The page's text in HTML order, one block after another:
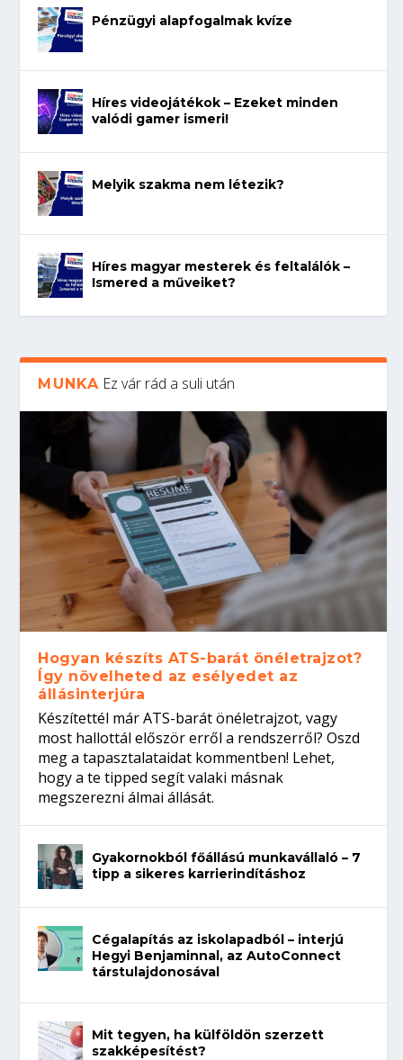
Pénzügyi alapfogalmak kvíze
Híres videojátékok – Ezeket minden
valódi gamer ismeri!
Melyik szakma nem létezik?
Híres magyar mesterek és feltalálók –
Ismered a műveiket?
MUNKA Ez vár rád a suli után
Hogyan készíts ATS-barát önéletrajzot?
Így növelheted az esélyedet az
állásinterjúra
Készítettél már ATS-barát önéletrajzot, vagy
most hallottál először erről a rendszerről? Oszd
meg a tapasztalataidat kommentben! Lehet,
hogy a te tipped segít valaki másnak
megszerezni álmai állását.
Gyakornokból főállású munkavállaló – 7
tipp a sikeres karrierindításhoz
Cégalapítás az iskolapadból – interjú
Hegyi Benjaminnal, az AutoConnect
társtulajdonosával
Mit tegyen, ha külföldön szerzett
szakképesítést?